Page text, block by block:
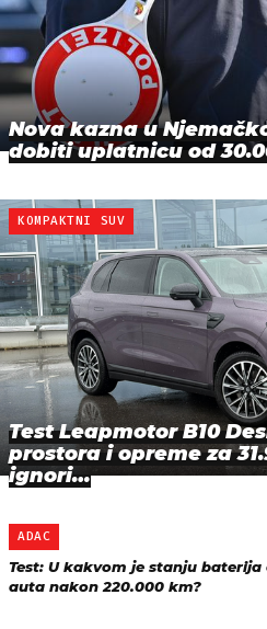
Nova kazna u
dobiti uplatnicu od
KOMPAKTNI SUV
Test Leapmotor B10
prostora i opreme za
ignori…
ADAC
Test: U kakvom je stanju
auta nakon 220.000 km?